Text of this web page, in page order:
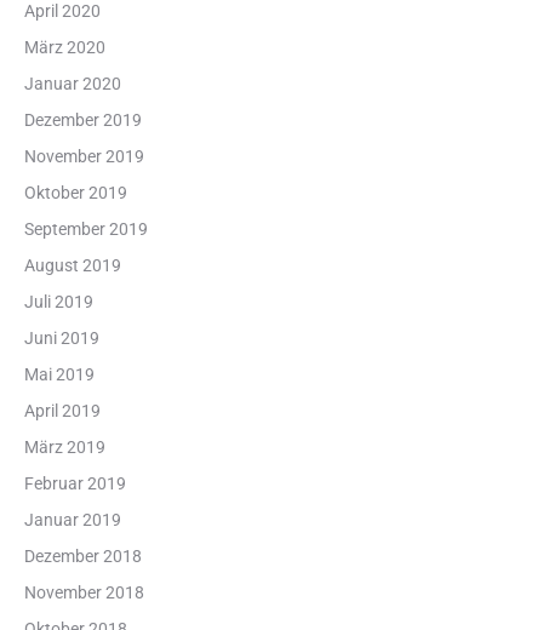
April 2020
März 2020
Januar 2020
Dezember 2019
November 2019
Oktober 2019
September 2019
August 2019
Juli 2019
Juni 2019
Mai 2019
April 2019
März 2019
Februar 2019
Januar 2019
Dezember 2018
November 2018